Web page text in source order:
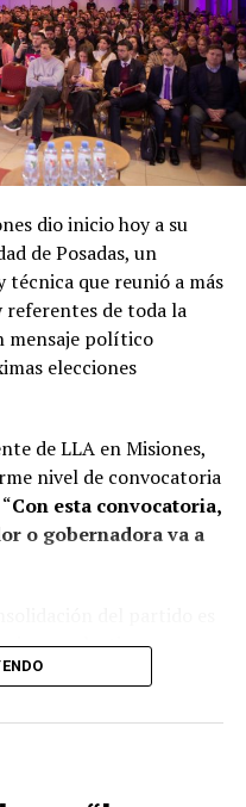
dio inicio hoy a su
de Posadas, un
que reunió a más
referentes de toda la
mensaje político
elecciones
de LLA en Misiones,
nivel de convocatoria
Con esta convocatoria,
o gobernadora va a
y colectivo,
nadie es Maradona ni
entre todos de
aseguró Nuñez,
equipos técnicos